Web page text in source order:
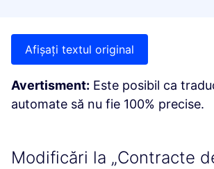
Afișați textul original
Avertisment: Este posibil ca
automate să nu fie 100% precise.
Modificări la „Contracte